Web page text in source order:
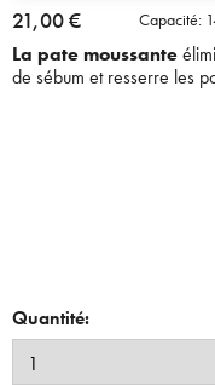
21,00 € Capacité:
La pate moussante
de sébum et resserre les
Quantité: